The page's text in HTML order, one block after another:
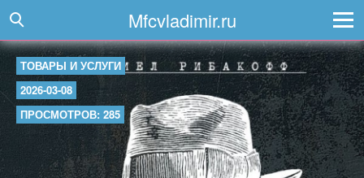
Mfcvladimir.ru
ТОВАРЫ И УСЛУГИ
2026-03-08
ПРОСМОТРОВ: 285